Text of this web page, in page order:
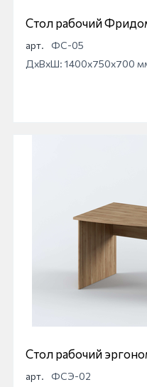
Стол рабочий
арт.
ФС-05
ДхВхШ: 1400x750x700
Стол рабочий
арт.
ФСЭ-02